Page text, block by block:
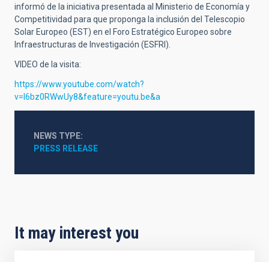
informó de la iniciativa presentada al Ministerio de Economía y
Competitividad para que proponga la inclusión del Telescopio
Solar Europeo (EST) en el Foro Estratégico Europeo sobre
Infraestructuras de Investigación (ESFRI).
VIDEO de la visita:
https://www.youtube.com/watch?
v=l6bz0RWwUy8&feature=youtu.be&a
NEWS TYPE
PRESS RELEASE
It may interest you